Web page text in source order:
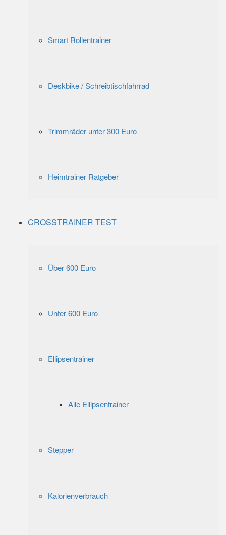
Smart Rollentrainer
Deskbike / Schreibtischfahrrad
Trimmräder unter 300 Euro
Heimtrainer Ratgeber
CROSSTRAINER TEST
Über 600 Euro
Unter 600 Euro
Ellipsentrainer
Alle Ellipsentrainer
Stepper
Kalorienverbrauch